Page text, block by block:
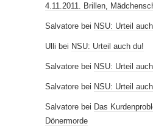
4.11.2011. Brillen,
Salvatore bei NSU: Urteil
Ulli bei NSU: Urteil auch du!
Salvatore bei NSU: Urteil
Salvatore bei NSU: Urteil
Salvatore bei Das
Dönermorde